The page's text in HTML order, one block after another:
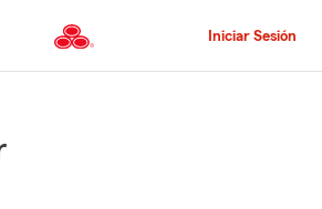
al
contenido
principal
Iniciar Sesión